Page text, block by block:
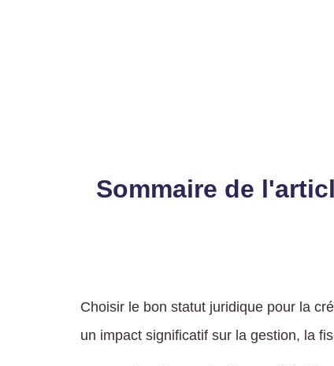
Sommaire de
Choisir le bon statut juridique pour la
un impact significatif sur la gestion, la